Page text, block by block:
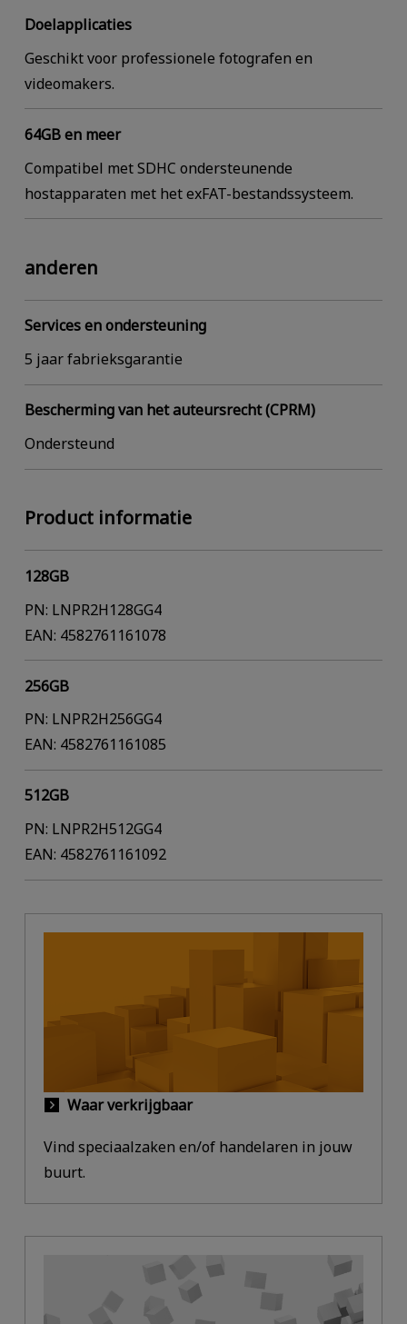
Doelapplicaties
Geschikt voor professionele fotografen en
videomakers.
64GB en meer
Compatibel met SDHC ondersteunende
hostapparaten met het exFAT-bestandssysteem.
anderen
Services en ondersteuning
5 jaar fabrieksgarantie
Bescherming van het auteursrecht (CPRM)
Ondersteund
Product informatie
128GB
PN: LNPR2H128GG4
EAN: 4582761161078
256GB
PN: LNPR2H256GG4
EAN: 4582761161085
512GB
PN: LNPR2H512GG4
EAN: 4582761161092
Waar verkrijgbaar
Vind speciaalzaken en/of handelaren in jouw
buurt.